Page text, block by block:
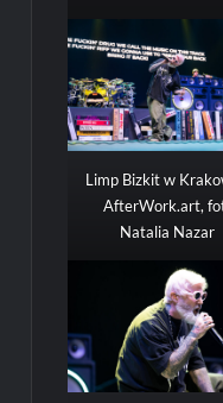
Limp Bizkit w
AfterWork.art,
Natalia Nazar